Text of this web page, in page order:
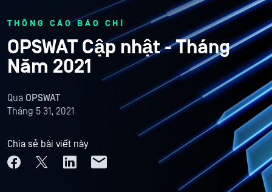
THÔNG CÁO BÁO CHÍ
OPSWAT Cập nhật - Tháng
Năm 2021
Qua OPSWAT
Tháng 5 31, 2021
Chia sẻ bài viết này